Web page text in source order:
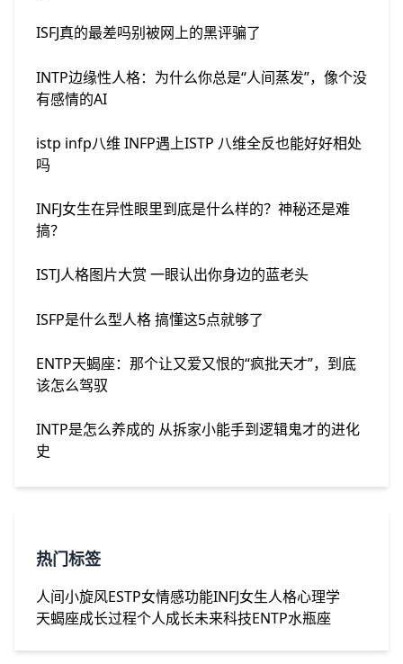
ISFJ真的最差吗别被网上的黑评骗了
INTP边缘性人格：为什么你总是“人间蒸发”，像个没
有感情的AI
istp infp八维 INFP遇上ISTP 八维全反也能好好相处
吗
INFJ女生在异性眼里到底是什么样的？神秘还是难
搞？
ISTJ人格图片大赏 一眼认出你身边的蓝老头
ISFP是什么型人格 搞懂这5点就够了
ENTP天蝎座：那个让又爱又恨的“疯批天才”，到底
该怎么驾驭
INTP是怎么养成的 从拆家小能手到逻辑鬼才的进化
史
热门标签
人间小旋风ESTP女情感功能INFJ女生人格心理学
天蝎座成长过程个人成长未来科技ENTP水瓶座